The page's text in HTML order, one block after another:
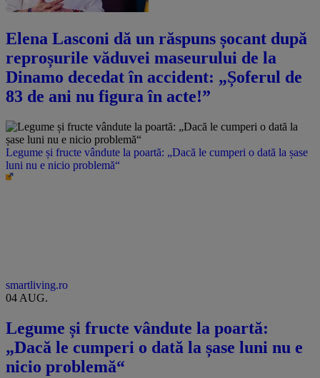
Elena Lasconi dă un răspuns șocant după
reproșurile văduvei maseurului de la
Dinamo decedat în accident: „Șoferul de
83 de ani nu figura în acte!”
Legume și fructe vândute la poartă: „Dacă le cumperi o dată la șase
luni nu e nicio problemă“
smartliving.ro
04 AUG.
Legume și fructe vândute la poartă:
„Dacă le cumperi o dată la șase luni nu e
nicio problemă“